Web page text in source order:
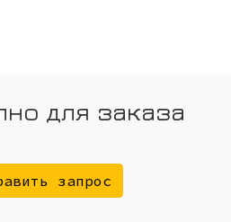
для заказа
запрос